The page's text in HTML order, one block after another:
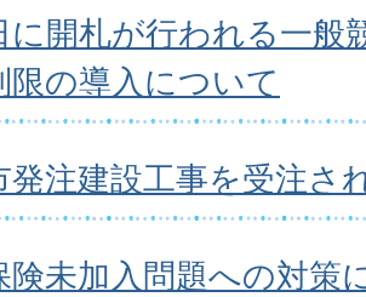
に開札が行われる一般
限の導入について
発注建設工事を受注さ
険未加入問題への対策